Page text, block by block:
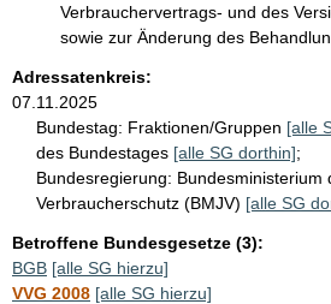
Verbrauchervertrags- und des
sowie zur Änderung des
Adressatenkreis:
07.11.2025
Bundestag: Fraktionen/Gruppen [alle
des Bundestages [alle SG dorthin];
Bundesregierung: Bundesministerium
Verbraucherschutz (BMJV) [alle SG
Betroffene Bundesgesetze (3):
BGB [alle SG hierzu]
VVG 2008 [alle SG hierzu]